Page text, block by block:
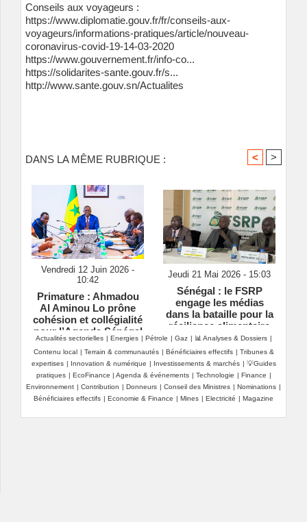
Conseils aux voyageurs :
https://www.diplomatie.gouv.fr/fr/conseils-aux-
voyageurs/informations-pratiques/article/nouveau-
coronavirus-covid-19-14-03-2020
https://www.gouvernement.fr/info-co...
https://solidarites-sante.gouv.fr/s...
http://www.sante.gouv.sn/Actualites
DANS LA MÊME RUBRIQUE : < >
Vendredi 12 Juin 2026 -
10:42
Primature : Ahmadou
Al Aminou Lo prône
cohésion et collégialité
pour l’Agenda Sénégal
2050
Jeudi 21 Mai 2026 - 15:03
Sénégal : le FSRP
engage les médias
dans la bataille pour la
résilience alimentaire
Actualités sectorielles | Energies | Pétrole | Gaz | 📊 Analyses & Dossiers |
Contenu local | Terrain & communautés | Bénéficiaires effectifs | Tribunes &
expertises | Innovation & numérique | Investissements & marchés | 💡Guides
pratiques | EcoFinance | Agenda & événements | Technologie | Finance |
Environnement | Contribution | Donneurs | Conseil des Ministres | Nominations |
Bénéficiaires effectifs | Economie & Finance | Mines | Electricité | Magazine